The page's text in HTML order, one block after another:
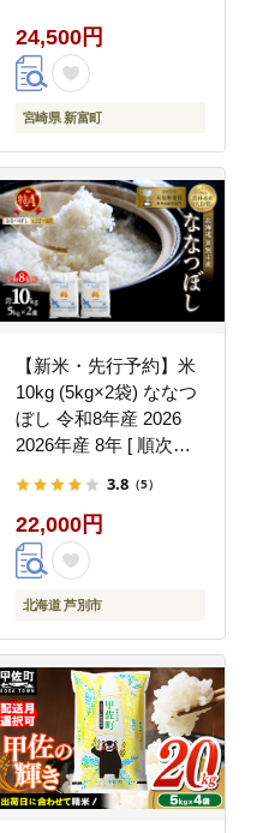
ト 贈り物 スピード便
【C388-840-3d】
24,500円
宮崎県 新富町
【新米・先行予約】米
10kg (5kg×2袋) ななつ
ぼし 令和8年産 2026
2026年産 8年 [ 順次発
別市産 芦別市 芦別
RICE 精米 白米 お米 10
キロ ブランド米 特Aラ
ンク 予約受付中 産地直
送 高評価 芦別応援米
3.8 （5）
22,000円
北海道 芦別市